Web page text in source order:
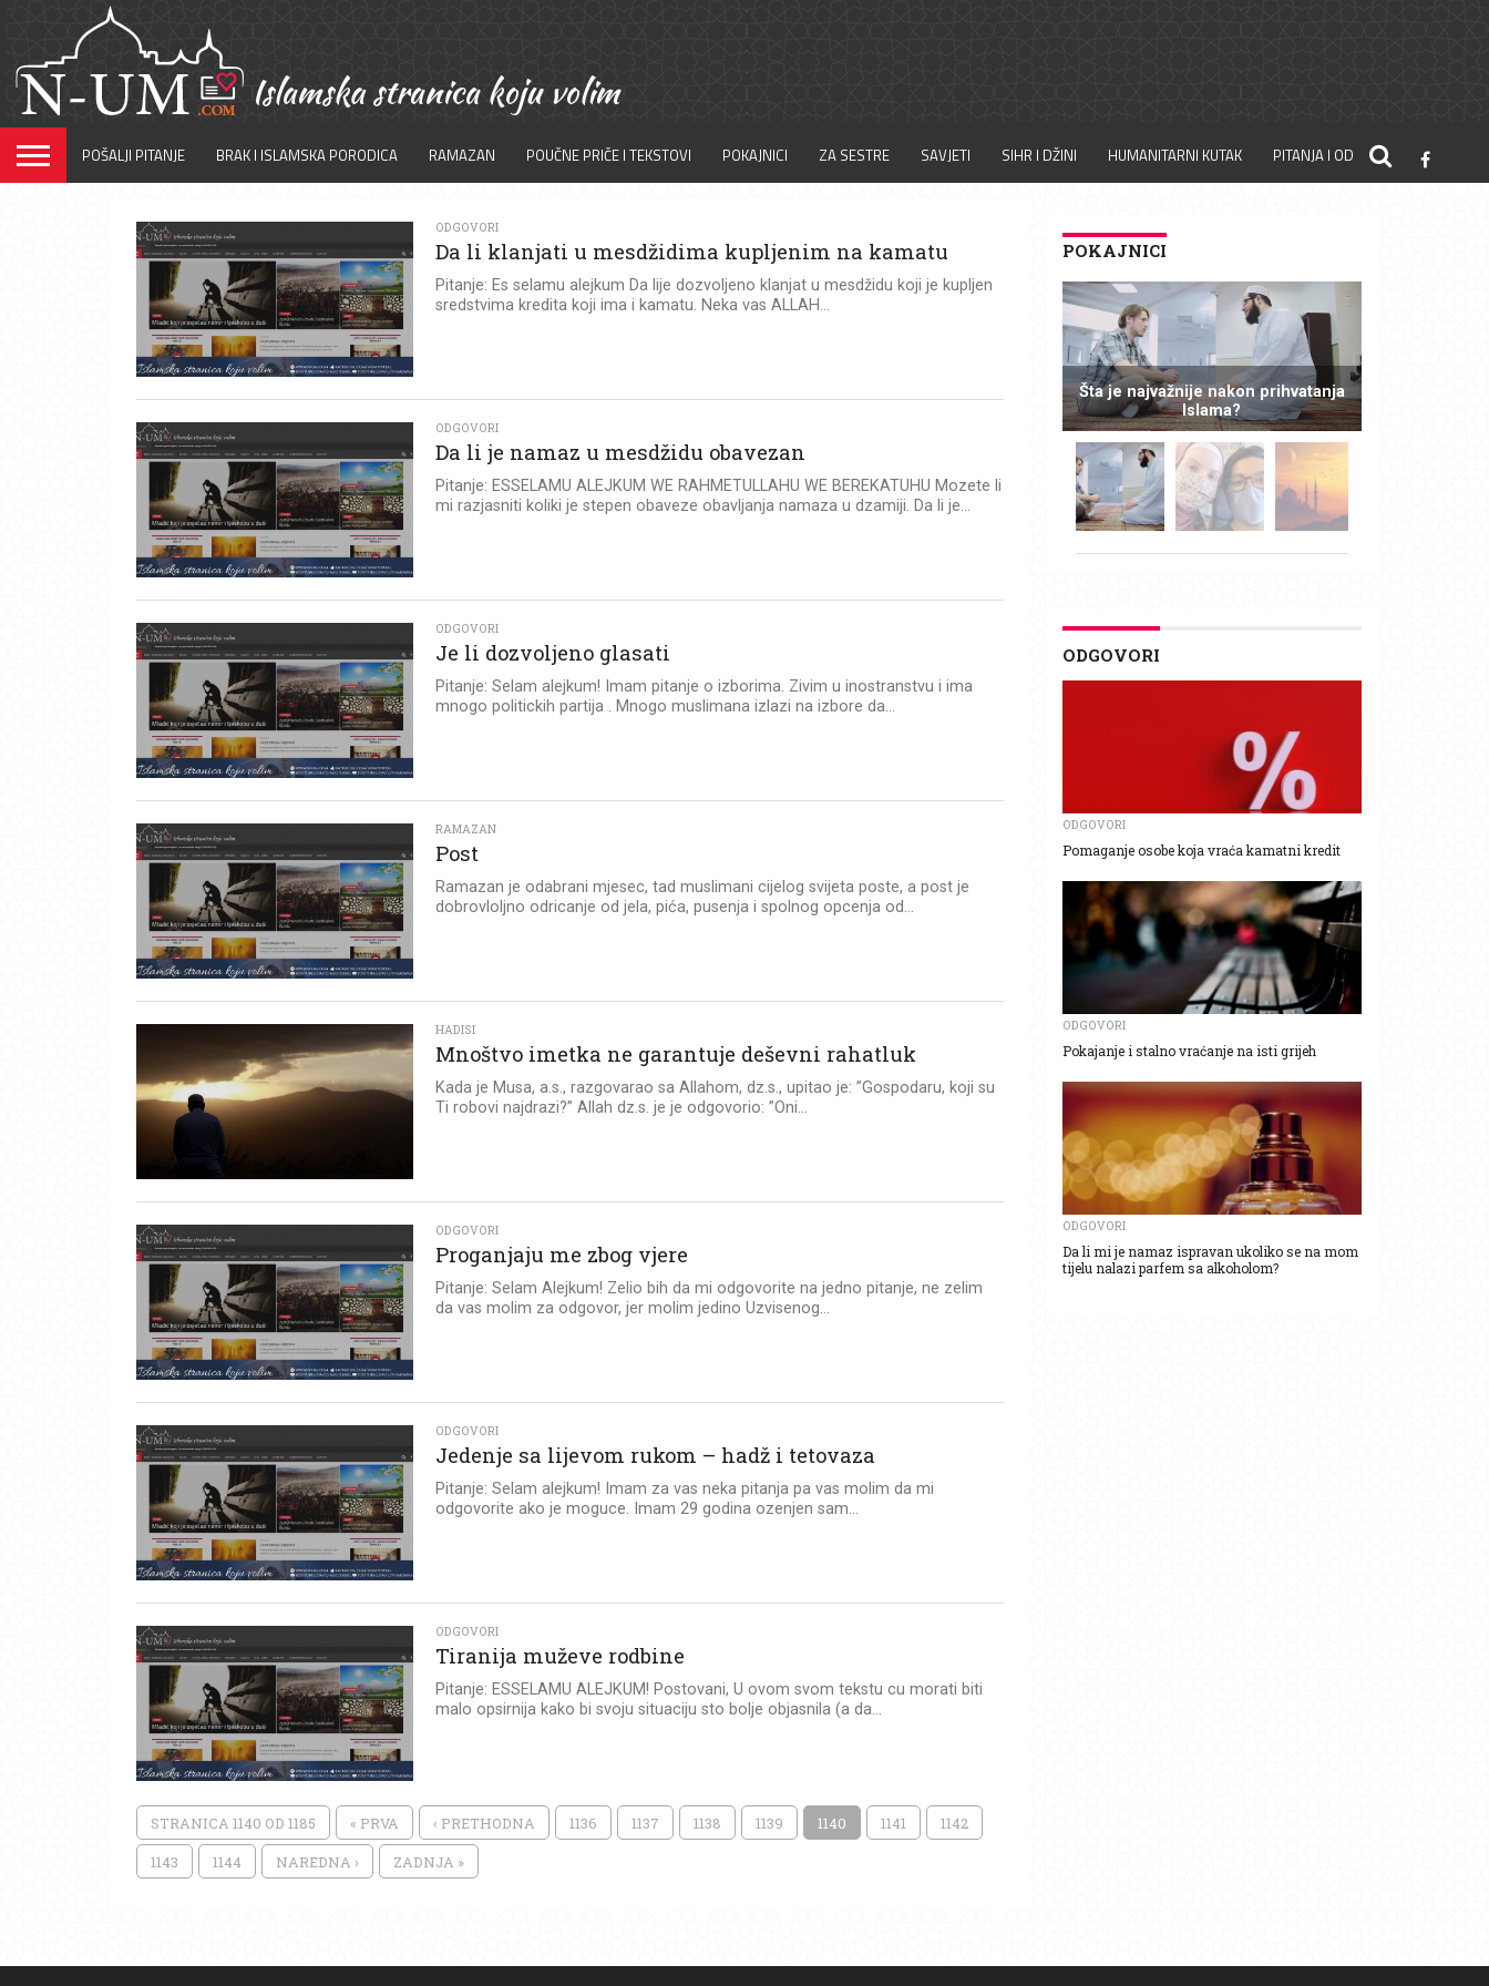
POŠALJI PITANJE BRAK I ISLAMSKA PORODICA RAMAZAN POUČNE PRIČE I TEKSTOVI POKAJNICI ZA SESTRE SAVJETI SIHR I DŽINI HUMANITARNI KUTAK PITANJA I ODGOVORI
ODGOVORI
Da li klanjati u mesdžidima kupljenim na kamatu
Pitanje: Es selamu alejkum Da lije dozvoljeno klanjat u mesdžidu koji je kupljen
sredstvima kredita koji ima i kamatu. Neka vas ALLAH...
ODGOVORI
Da li je namaz u mesdžidu obavezan
Pitanje: ESSELAMU ALEJKUM WE RAHMETULLAHU WE BEREKATUHU Mozete li
mi razjasniti koliki je stepen obaveze obavljanja namaza u dzamiji. Da li je...
ODGOVORI
Je li dozvoljeno glasati
Pitanje: Selam alejkum! Imam pitanje o izborima. Zivim u inostranstvu i ima
mnogo politickih partija . Mnogo muslimana izlazi na izbore da...
RAMAZAN
Post
Ramazan je odabrani mjesec, tad muslimani cijelog svijeta poste, a post je
dobrovloljno odricanje od jela, pića, pusenja i spolnog opcenja od...
HADISI
Mnoštvo imetka ne garantuje deševni rahatluk
Kada je Musa, a.s., razgovarao sa Allahom, dz.s., upitao je: ”Gospodaru, koji su
Ti robovi najdrazi?” Allah dz.s. je je odgovorio: ”Oni...
ODGOVORI
Proganjaju me zbog vjere
Pitanje: Selam Alejkum! Zelio bih da mi odgovorite na jedno pitanje, ne zelim
da vas molim za odgovor, jer molim jedino Uzvisenog...
ODGOVORI
Jedenje sa lijevom rukom – hadž i tetovaza
Pitanje: Selam alejkum! Imam za vas neka pitanja pa vas molim da mi
odgovorite ako je moguce. Imam 29 godina ozenjen sam...
ODGOVORI
Tiranija muževe rodbine
Pitanje: ESSELAMU ALEJKUM! Postovani, U ovom svom tekstu cu morati biti
malo opsirnija kako bi svoju situaciju sto bolje objasnila (a da...
STRANICA 1140 OD 1185 « PRVA ‹ PRETHODNA 1136 1137 1138 1139 1140 1141 1142
1143 1144 NAREDNA › ZADNJA »
POKAJNICI
Šta je najvažnije nakon prihvatanja
Islama?
ODGOVORI
ODGOVORI
Pomaganje osobe koja vraća kamatni kredit
ODGOVORI
Pokajanje i stalno vraćanje na isti grijeh
ODGOVORI
Da li mi je namaz ispravan ukoliko se na mom
tijelu nalazi parfem sa alkoholom?